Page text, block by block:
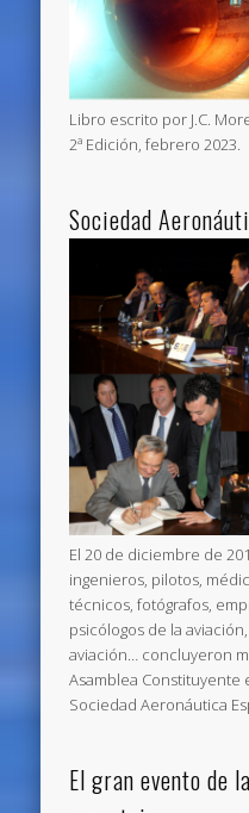
Libro escrito por J.C.
2ª Edición, febrero 2023.
Sociedad
El 20 de diciembre de
ingenieros, pilotos,
técnicos, fotógrafos,
psicólogos de la
aviación… concluyeron
Asamblea
Sociedad Aeronáutica
El gran evento de